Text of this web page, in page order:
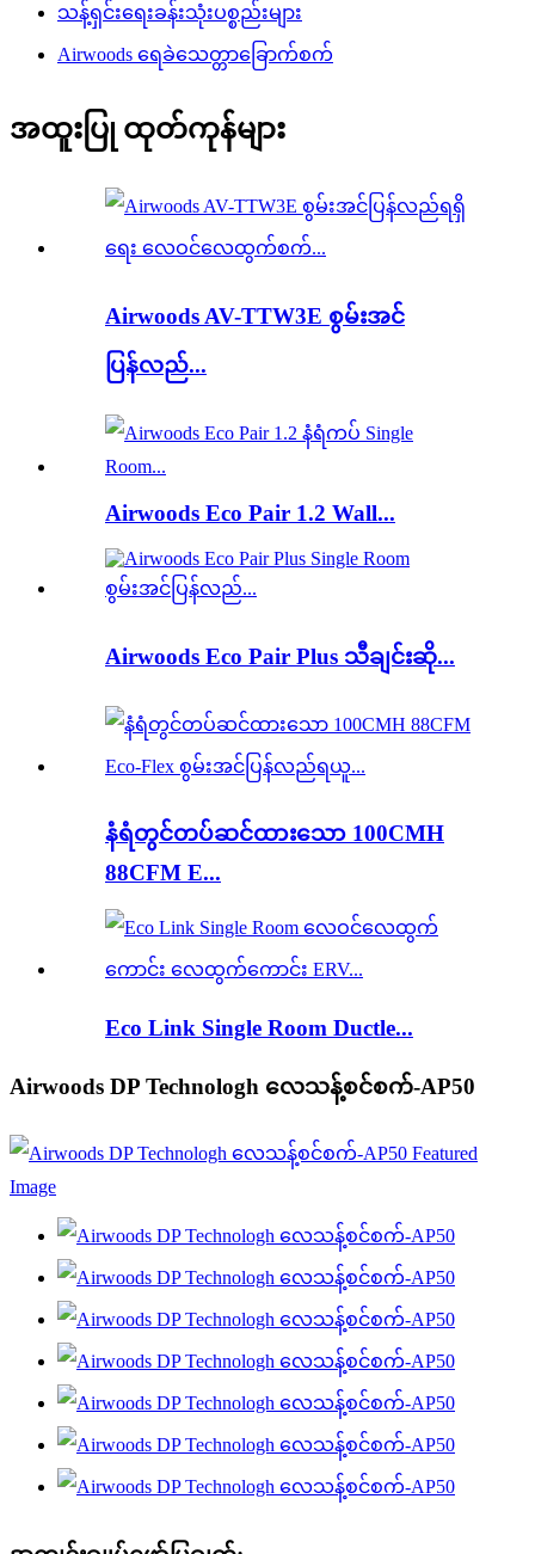
သန့်ရှင်းရေးခန်းသုံးပစ္စည်းများ
Airwoods ရေခဲသေတ္တာခြောက်စက်
အထူးပြု ထုတ်ကုန်များ
Airwoods AV-TTW3E စွမ်းအင်
ပြန်လည်...
Airwoods Eco Pair 1.2 Wall...
Airwoods Eco Pair Plus သီချင်းဆို...
နံရံတွင်တပ်ဆင်ထားသော 100CMH
88CFM E...
Eco Link Single Room Ductle...
Airwoods DP Technologh လေသန့်စင်စက်-AP50